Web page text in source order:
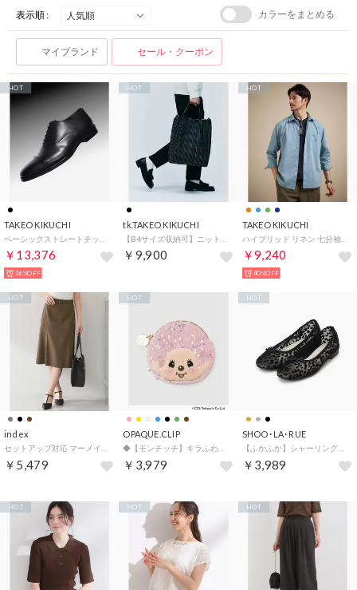
表示順 : カラーをまとめる
マイブランド セール・クーポン
TAKEO KIKUCHI
￥13,376
HOT
36%OFF
tk.TAKEO KIKUCHI
￥9,900
HOT
TAKEO KIKUCHI
ハイブリッド リネン 七分袖シャツ （ブルー(093)）
￥9,240
HOT
40%OFF
index
￥5,479
HOT
OPAQUE.CLIP
￥3,979
HOT
SHOO･LA･RUE
【ふかふか】シャーリングバレー （ブラック(119)）
￥3,989
HOT
HOT HOT HOT